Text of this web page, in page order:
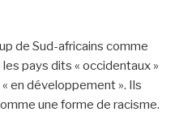
de Sud-africains comme
pays dits « occidentaux »
en développement ». Ils
une forme de racisme.